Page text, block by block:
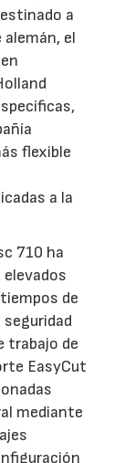
a
el
flexible
a la
710 ha
de
trabajo de
EasyCut
mediante